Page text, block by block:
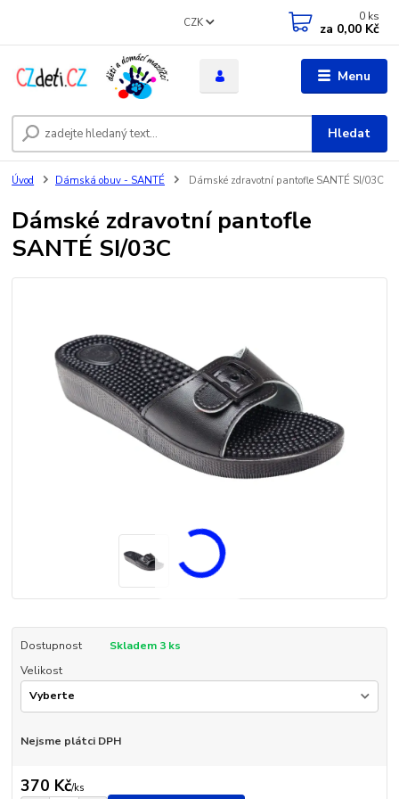
Menu
CZK
Hledat
0 ks
za 0,00 Kč
Úvod Dámská obuv - SANTÉ Dámské zdravotní pantofle SANTÉ SI/03C
Dámské zdravotní pantofle
SANTÉ SI/03C
Dostupnost
Skladem 3 ks
Velikost
Nejsme plátci DPH
370 Kč/ks